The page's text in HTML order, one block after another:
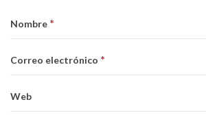
Nombre *
Correo electrónico *
Web